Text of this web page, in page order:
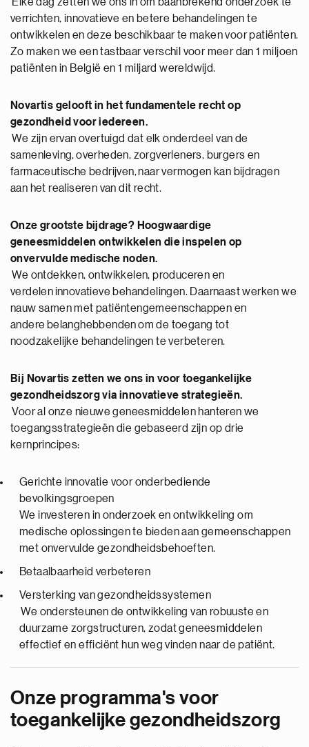
Elke dag zetten we ons in om baanbrekend onderzoek te
verrichten, innovatieve en betere behandelingen te
ontwikkelen en deze beschikbaar te maken voor patiënten.
Zo maken we een tastbaar verschil voor meer dan 1 miljoen
patiënten in België en 1 miljard wereldwijd.
Novartis gelooft in het fundamentele recht op
gezondheid voor iedereen.
We zijn ervan overtuigd dat elk onderdeel van de
samenleving, overheden, zorgverleners, burgers en
farmaceutische bedrijven, naar vermogen kan bijdragen
aan het realiseren van dit recht.
Onze grootste bijdrage? Hoogwaardige
geneesmiddelen ontwikkelen die inspelen op
onvervulde medische noden.
We ontdekken, ontwikkelen, produceren en
verdelen innovatieve behandelingen. Daarnaast werken we
nauw samen met patiëntengemeenschappen en
andere belanghebbenden om de toegang tot
noodzakelijke behandelingen te verbeteren.
Bij Novartis zetten we ons in voor toegankelijke
gezondheidszorg via innovatieve strategieën.
Voor al onze nieuwe geneesmiddelen hanteren we
toegangsstrategieën die gebaseerd zijn op drie
kernprincipes:
Gerichte innovatie voor onderbediende
bevolkingsgroepen
We investeren in onderzoek en ontwikkeling om
medische oplossingen te bieden aan gemeenschappen
met onvervulde gezondheidsbehoeften.
Betaalbaarheid verbeteren
Versterking van gezondheidssystemen
We ondersteunen de ontwikkeling van robuuste en
duurzame zorgstructuren, zodat geneesmiddelen
effectief en efficiënt hun weg vinden naar de patiënt.
Onze programma's voor
toegankelijke gezondheidszorg